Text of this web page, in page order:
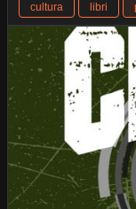
cultura libri